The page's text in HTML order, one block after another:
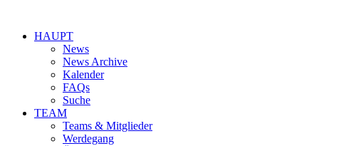
HAUPT
News
News Archive
Kalender
FAQs
Suche
TEAM
Teams & Mitglieder
Werdegang